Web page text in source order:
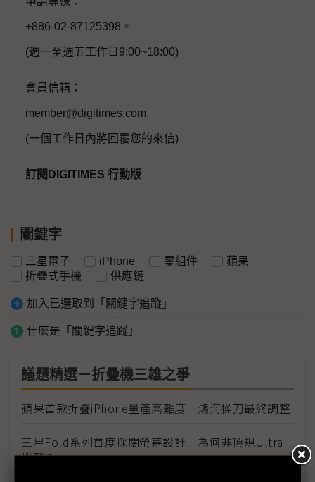
+886-02-87125398。
(週一至週五工作日9:00~18:00)
會員信箱：
member@digitimes.com
(一個工作日內將回覆您的來信)
訂閱DIGITIMES 行動版
關鍵字
三星電子 iPhone 零組件
蘋果
折疊式手機
供應鏈
加入已選取到「關鍵字追蹤」
什麼是「關鍵字追蹤」
議題精選－折疊機三雄之爭
蘋果首款折疊iPhone量產高難度 鴻海操刀最終調整
三星Fold系列首度採闊螢幕設計 為何非頂規Ultra
機型？